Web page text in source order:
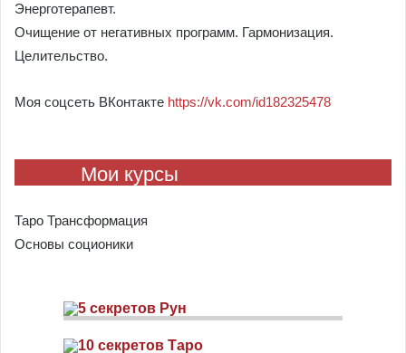
Энерготерапевт.
Очищение от негативных программ. Гармонизация.
Целительство.
Моя соцсеть ВКонтакте https://vk.com/id182325478
Мои курсы
Таро Трансформация
Основы соционики